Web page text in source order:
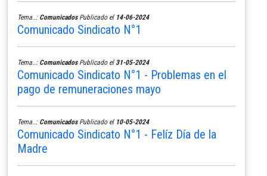
Tema..: ComunicadosPublicado el 14-06-2024
Comunicado Sindicato N°1
Tema..: ComunicadosPublicado el 31-05-2024
Comunicado Sindicato N°1 - Problemas en el
pago de remuneraciones mayo
Tema..: ComunicadosPublicado el 10-05-2024
Comunicado Sindicato N°1 - Felíz Día de la
Madre